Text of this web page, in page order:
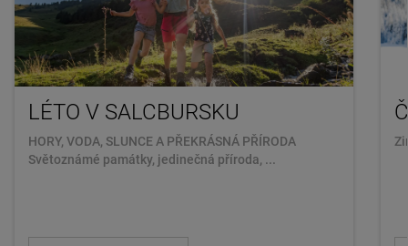
LÉTO V SALCBURSKU
HORY, VODA, SLUNCE A PŘEKRÁSNÁ PŘÍRODA
Světoznámé památky, jedinečná příroda, ...